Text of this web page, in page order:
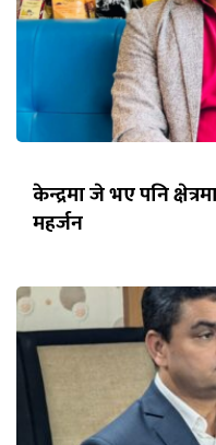
केन्द्रमा जे भए पनि
महर्जन